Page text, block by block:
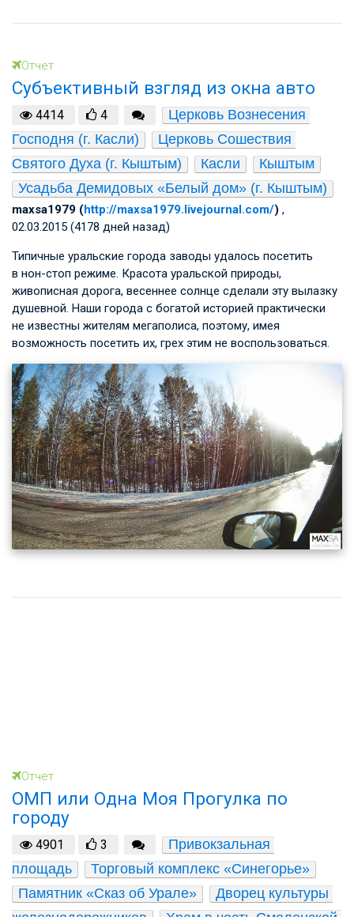
Отчет
Субъективный взгляд из окна авто
4414 4
Церковь Вознесения
Господня (г. Касли)
Церковь Сошествия
Святого Духа (г. Кыштым)
Касли
Кыштым
Усадьба Демидовых «Белый дом» (г. Кыштым)
maxsa1979 (http://maxsa1979.livejournal.com/) ,
02.03.2015 (4178 дней назад)
Типичные уральские города заводы удалось посетить
в нон-стоп режиме. Красота уральской природы,
живописная дорога, весеннее солнце сделали эту вылазку
душевной. Наши города с богатой историей практически
не известны жителям мегаполиса, поэтому, имея
возможность посетить их, грех этим не воспользоваться.
Отчет
ОМП или Одна Моя Прогулка по
городу
4901 3
Привокзальная
площадь
Торговый комплекс «Синегорье»
Памятник «Сказ об Урале»
Дворец культуры